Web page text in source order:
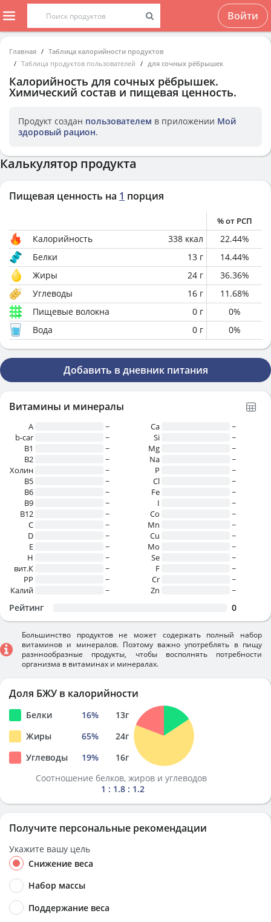
Войти
Главная
Таблица калорийности продуктов
Таблица продуктов пользователей
для сочных рёбрышек
Калорийность для сочных рёбрышек.
Химический состав и пищевая ценность.
Продукт создан пользователем в приложении Мой
здоровый рацион.
Калькулятор продукта
Пищевая ценность на 1 порция
% от РСП
Калорийность 338 ккал 22.44%
Белки
13 г 14.44%
Жиры
24 г 36.36%
Углеводы
16 г 11.68%
Пищевые волокна
0 г 0%
Вода
0 г 0%
Добавить в дневник питания
Витамины и минералы
A
~
b-car
~
В1
~
B2
~
Холин
~
B5
~
B6
~
B9
~
B12
~
C
~
D
~
E
~
H
~
вит.К
~
PP
~
Калий
~
Ca
~
Si
~
Mg
~
Na
~
P
~
Cl
~
Fe
~
I
~
Co
~
Mn
~
Cu
~
Mo
~
Se
~
F
~
Cr
~
Zn
~
Рейтинг 0
Большинство продуктов не может содержать полный набор
витаминов и минералов. Поэтому важно употреблять в пищу
разннообразные продукты, чтобы восполнять потребности
организма в витаминах и минералах.
Доля БЖУ в калорийности
Белки 16% 13г
Жиры
65% 24г
Углеводы
19% 16г
Соотношение белков, жиров и углеводов
1 : 1.8 : 1.2
Получите персональные рекомендации
Укажите вашу цель
Снижение веса
Набор массы
Поддержание веса